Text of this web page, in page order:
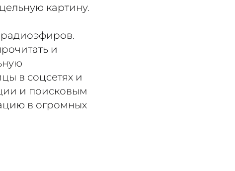
картину.
радиоэфиров.
и
в соцсетях и
и поисковым
в огромных